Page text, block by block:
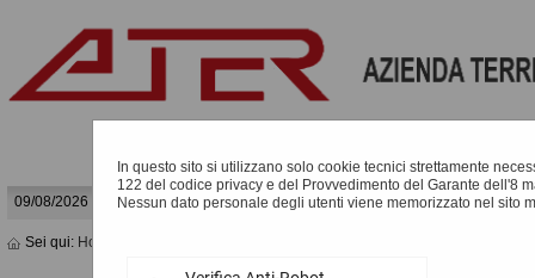
09/08/2026 06:23
Sei qui: Home
In questo sito si utilizzano solo cookie tecnici strettamente
122 del codice privacy e del Provvedimento del Garante dell'8
Nessun dato personale degli utenti viene memorizzato nel sito